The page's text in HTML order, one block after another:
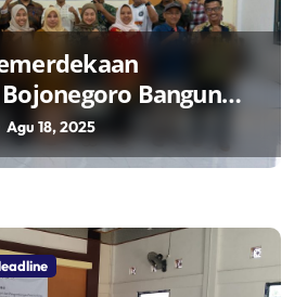
Bangun
Ekonomi
Agu 18, 2025